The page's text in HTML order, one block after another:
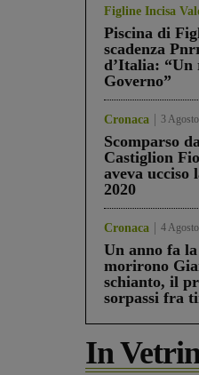
Figline Incisa
Piscina di
scadenza
d’Italia: “Un
Governo”
Cronaca 3
Scomparso
Castiglion
aveva ucciso
2020
Cronaca 4
Un anno fa
morirono
schianto, il
sorpassi fra
In